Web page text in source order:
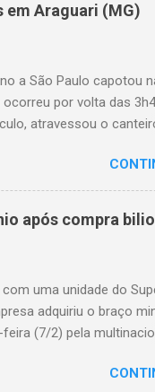
em Araguari (MG)
a São Paulo capotou
por volta das
atravessou o
investigam as causas
após compra
uma unidade do
adquiriu o braço
(7/2) pela
Santo Antônio. Com a